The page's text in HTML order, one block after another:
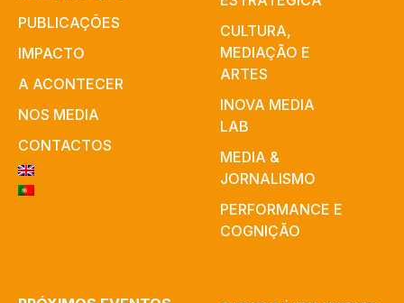
PUBLICAÇÕES
IMPACTO
A ACONTECER
NOS MEDIA
CONTACTOS
CULTURA,
MEDIAÇÃO E
ARTES​
INOVA MEDIA
LAB
MEDIA &
JORNALISMO
PERFORMANCE E
COGNIÇÃO